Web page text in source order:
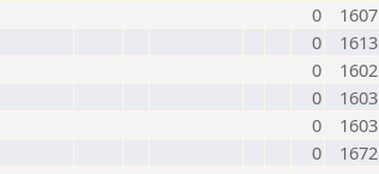
0
1607
0
1613
0
1602
0
1603
0
1603
0
1672